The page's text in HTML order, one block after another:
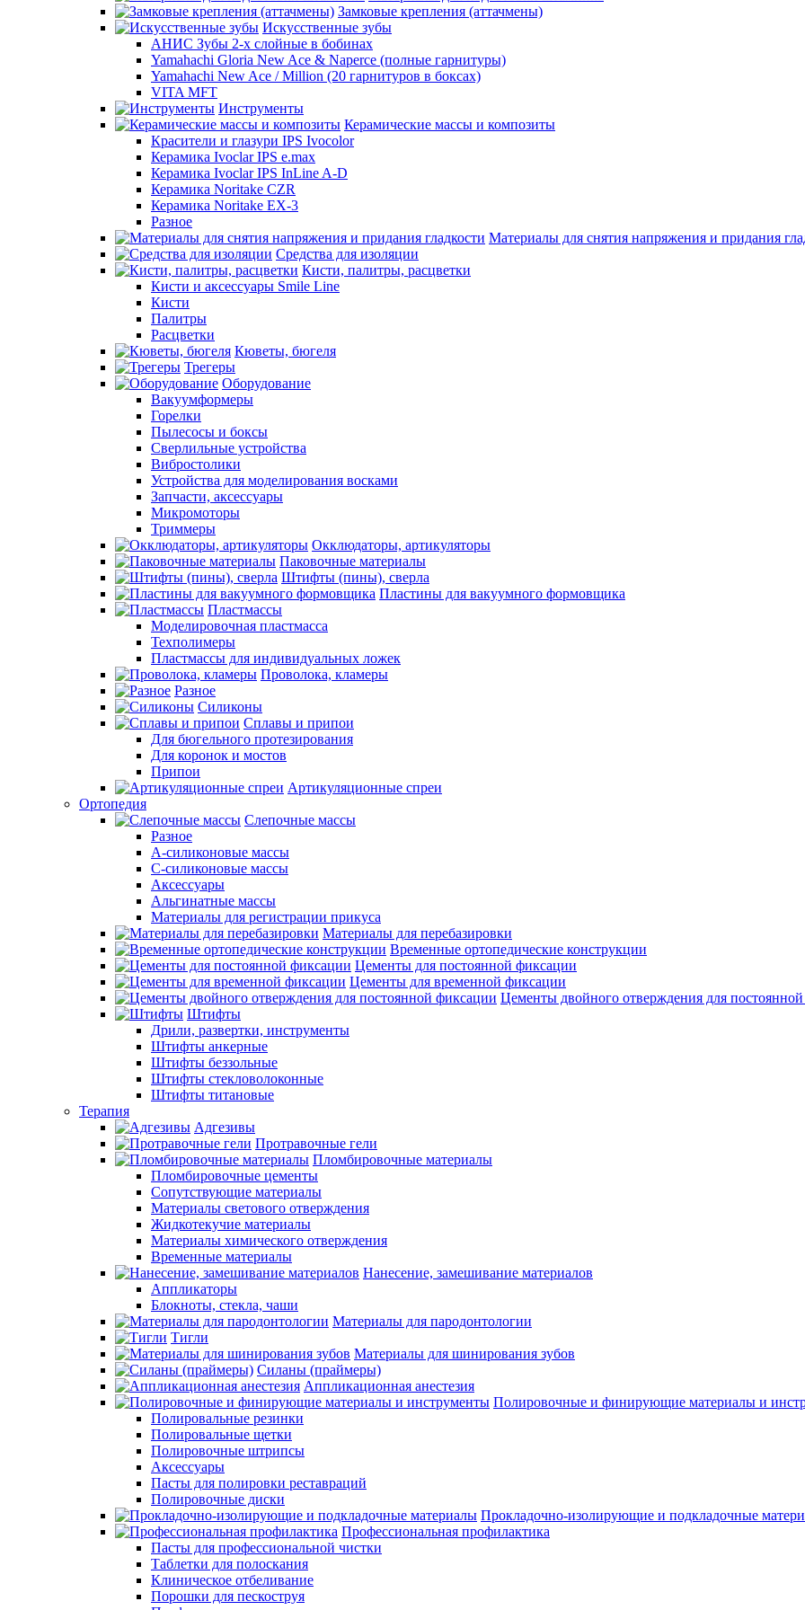
Замковые крепления (аттачмены)
Искусственные зубы
АНИС Зубы 2-х слойные в бобинах
Yamahachi Gloria New Ace & Naperce (полные гарнитуры)
Yamahachi New Ace / Million (20 гарнитуров в боксах)
VITA MFT
Инструменты
Керамические массы и композиты
Красители и глазури IPS Ivocolor
Керамика Ivoclar IPS e.max
Керамика Ivoclar IPS InLine A-D
Керамика Noritake CZR
Керамика Noritake EX-3
Разное
Материалы для снятия напряжения и придания
Средства для изоляции
Кисти, палитры, расцветки
Кисти и аксессуары Smile Line
Кисти
Палитры
Расцветки
Кюветы, бюгеля
Трегеры
Оборудование
Вакуумформеры
Горелки
Пылесосы и боксы
Сверлильные устройства
Вибростолики
Устройства для моделирования восками
Запчасти, аксессуары
Микромоторы
Триммеры
Окклюдаторы, артикуляторы
Паковочные материалы
Штифты (пины), сверла
Пластины для вакуумного формовщика
Пластмассы
Моделировочная пластмасса
Техполимеры
Пластмассы для индивидуальных ложек
Проволока, кламеры
Разное
Силиконы
Сплавы и припои
Для бюгельного протезирования
Для коронок и мостов
Припои
Артикуляционные спреи
Ортопедия
Слепочные массы
Разное
А-силиконовые массы
С-силиконовые массы
Аксессуары
Альгинатные массы
Материалы для регистрации прикуса
Материалы для перебазировки
Временные ортопедические конструкции
Цементы для постоянной фиксации
Цементы для временной фиксации
Цементы двойного отверждения для
Штифты
Дрили, развертки, инструменты
Штифты анкерные
Штифты беззольные
Штифты стекловолоконные
Штифты титановые
Терапия
Адгезивы
Протравочные гели
Пломбировочные материалы
Пломбировочные цементы
Сопутствующие материалы
Материалы светового отверждения
Жидкотекучие материалы
Материалы химического отверждения
Временные материалы
Нанесение, замешивание материалов
Аппликаторы
Блокноты, стекла, чаши
Материалы для пародонтологии
Тигли
Материалы для шинирования зубов
Силаны (праймеры)
Аппликационная анестезия
Полировочные и финирующие материалы и
Полировальные резинки
Полировальные щетки
Полировочные штрипсы
Аксессуары
Пасты для полировки реставраций
Полировочные диски
Прокладочно-изолирующие и подкладочные
Профессиональная профилактика
Пасты для профессиональной чистки
Таблетки для полоскания
Клиническое отбеливание
Порошки для пескоструя